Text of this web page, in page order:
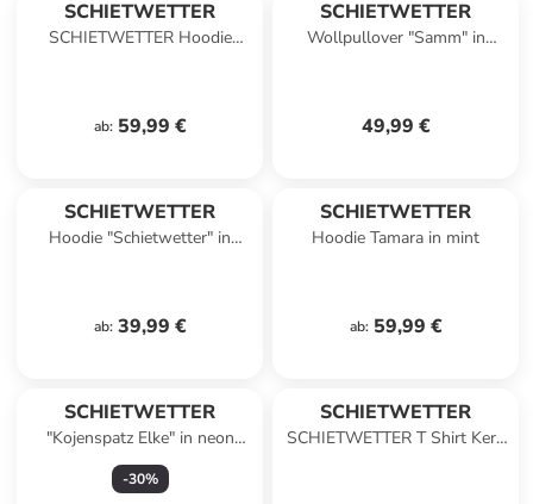
SCHIETWETTER
SCHIETWETTER Hoodie
ab: 59,99 €
SCHIETWETTER
Wollpullover "Samm" in
49,99 €
SCHIETWETTER
Hoodie "Schietwetter" in
ab: 39,99 €
SCHIETWETTER
Hoodie Tamara in mint
ab: 59,99 €
SCHIETWETTER
"Kojenspatz Elke" in neon
yellow
-30%
SCHIETWETTER
SCHIETWETTER T Shirt Kerg